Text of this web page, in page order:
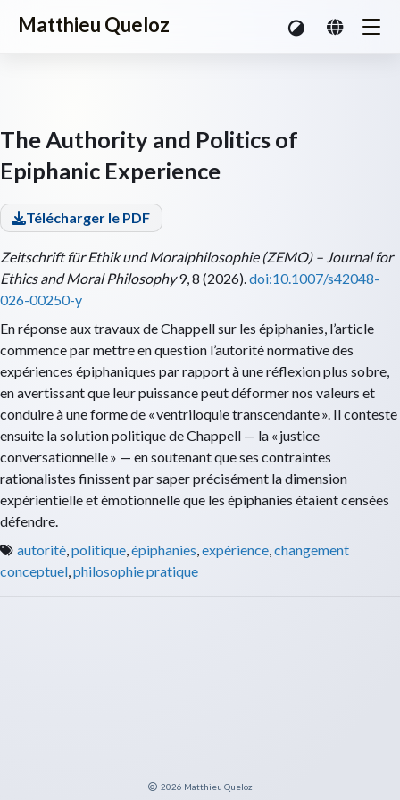
Matthieu Queloz
The Authority and Politics of
Epiphanic Experience
Télécharger le PDF
Zeitschrift für Ethik und Moralphilosophie (ZEMO) – Journal for
Ethics and Moral Philosophy9, 8 (2026).doi:10.1007/s42048-
026-00250-y
En réponse aux travaux de Chappell sur les épiphanies, l’article
commence par mettre en question l’autorité normative des
expériences épiphaniques par rapport à une réflexion plus sobre,
en avertissant que leur puissance peut déformer nos valeurs et
conduire à une forme de « ventriloquie transcendante ». Il conteste
ensuite la solution politique de Chappell — la « justice
conversationnelle » — en soutenant que ses contraintes
rationalistes finissent par saper précisément la dimension
expérientielle et émotionnelle que les épiphanies étaient censées
défendre.
autorité,politique,épiphanies,expérience,changement
conceptuel,philosophie pratique
2026 Matthieu Queloz